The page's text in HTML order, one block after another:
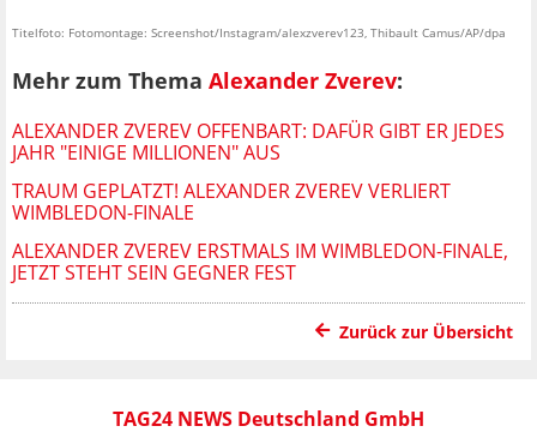
Titelfoto: Fotomontage: Screenshot/Instagram/alexzverev123, Thibault Camus/AP/dpa
Mehr zum Thema Alexander Zverev:
ALEXANDER ZVEREV OFFENBART: DAFÜR GIBT ER JEDES
JAHR "EINIGE MILLIONEN" AUS
TRAUM GEPLATZT! ALEXANDER ZVEREV VERLIERT
WIMBLEDON-FINALE
ALEXANDER ZVEREV ERSTMALS IM WIMBLEDON-FINALE,
JETZT STEHT SEIN GEGNER FEST
Zurück zur Übersicht
TAG24 NEWS Deutschland GmbH